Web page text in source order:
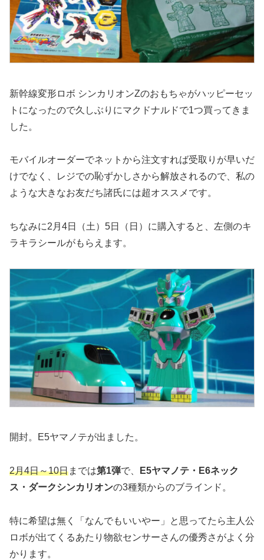
新幹線変形ロボ シンカリオンZのおもちゃがハッピーセッ
トになったので久しぶりにマクドナルドで1つ買ってきま
した。
モバイルオーダーでネットから注文すれば受取りが早いだ
けでなく、レジでの恥ずかしさから解放されるので、私の
ような大きなお友だち諸氏には超オススメです。
ちなみに2月4日（土）5日（日）に購入すると、左側のキ
ラキラシールがもらえます。
開封。E5ヤマノテが出ました。
2月4日～10日までは第1弾で、
E5ヤマノテ・E6ネック
ス・ダークシンカリオンの3種類からのブラインド。
特に希望は無く「なんでもいいやー」と思ってたら主人公
ロボが出てくるあたり物欲センサーさんの優秀さがよく分
かります。